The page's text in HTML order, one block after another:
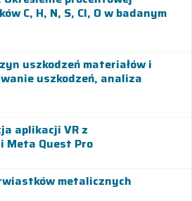
C, H, N, S, Cl, O w badanym
uszkodzeń materiałów i
uszkodzeń, analiza
aplikacji VR z
Meta Quest Pro
metalicznych